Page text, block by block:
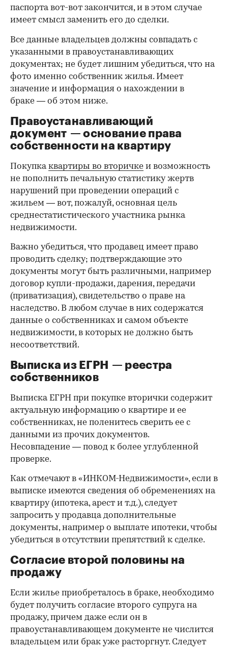
паспорта вот-вот закончится, и в этом случае
имеет смысл заменить его до сделки.
00:00 / 00:00
Все данные владельцев должны совпадать с
указанными в правоустанавливающих
документах; не будет лишним убедиться, что на
фото именно собственник жилья. Имеет
значение и информация о нахождении в
браке — об этом ниже.
Правоустанавливающий
документ — основание права
собственности на квартиру
Покупкаквартиры во вторичке и возможность
не пополнить печальную статистику жертв
нарушений при проведении операций с
жильем — вот, пожалуй, основная цель
среднестатистического участника рынка
недвижимости.
Важно убедиться, что продавец имеет право
проводить сделку; подтверждающие это
документы могут быть различными, например
договор купли-продажи, дарения, передачи
(приватизация), свидетельство о праве на
наследство. В любом случае в них содержатся
данные о собственниках и самом объекте
недвижимости, в которых не должно быть
несоответствий.
Выписка из ЕГРН — реестра
собственников
Выписка ЕГРН при покупке вторички содержит
актуальную информацию о квартире и ее
собственниках, не поленитесь сверить ее с
данными из прочих документов.
Несовпадение — повод к более углубленной
проверке.
Как отмечают в «ИНКОМ-Недвижимости», если в
выписке имеются сведения об обременениях на
квартиру (ипотека, арест и т.д.), следует
запросить у продавца дополнительные
документы, например о выплате ипотеки, чтобы
убедиться в отсутствии препятствий к сделке.
Согласие второй половины на
продажу
Если жилье приобреталось в браке, необходимо
будет получить согласие второго супруга на
продажу, причем даже если он в
правоустанавливающем документе не числится
владельцем или брак уже расторгнут. Следует